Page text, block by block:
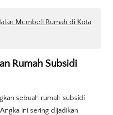
Membeli Rumah di Kota
Rumah Subsidi
sebuah rumah subsidi
ini sering dijadikan